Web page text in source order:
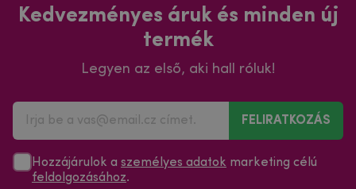
Kedvezményes áruk és minden új
termék
Legyen az első, aki hall róluk!
FELIRATKOZÁS
Hozzájárulok a személyes adatok marketing célú
feldolgozásához.